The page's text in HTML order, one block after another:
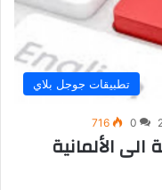
تطبيقات جوجل بلاي
0
716
الألمانية